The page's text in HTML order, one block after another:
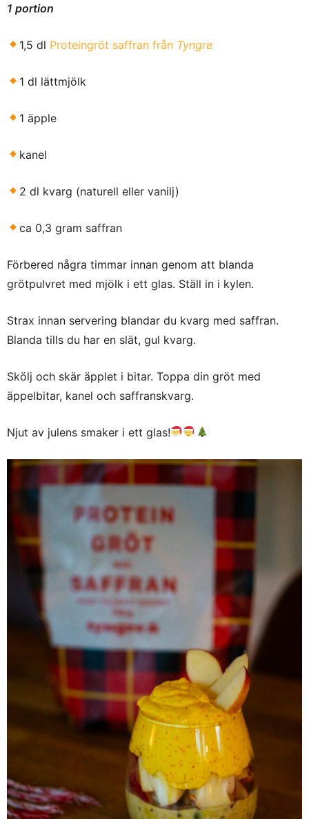
1 portion
1,5 dl Proteingröt saffran från Tyngre
1 dl lättmjölk
1 äpple
kanel
2 dl kvarg (naturell eller vanilj)
ca 0,3 gram saffran
Förbered några timmar innan genom att blanda
grötpulvret med mjölk i ett glas. Ställ in i kylen.
Strax innan servering blandar du kvarg med saffran.
Blanda tills du har en slät, gul kvarg.
Skölj och skär äpplet i bitar. Toppa din gröt med
äppelbitar, kanel och saffranskvarg.
Njut av julens smaker i ett glas!